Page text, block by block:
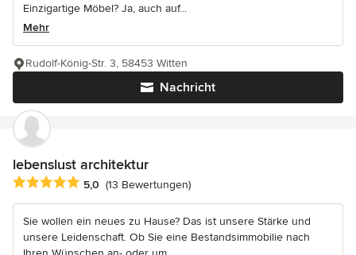
Einzigartige Möbel? Ja, auch auf...
Mehr
Nachricht
Rudolf-König-Str. 3, 58453 Witten
lebenslust architektur
Durchschnittliche Bewertung: 5 von 5 Sternen
5,0 (13 Bewertungen)
Sie wollen ein neues zu Hause? Das ist unsere Stärke und
unsere Leidenschaft. Ob Sie eine Bestandsimmobilie nach